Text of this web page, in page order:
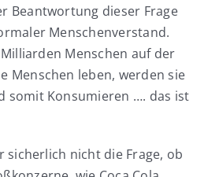
Beantwortung dieser Frage
Menschenverstand.
Menschen auf der
Menschen leben, werden sie
somit Konsumieren …. das ist
sicherlich nicht die Frage, ob